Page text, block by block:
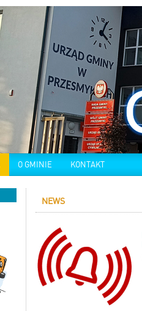
O GMINIE KONTAKT
NEWS